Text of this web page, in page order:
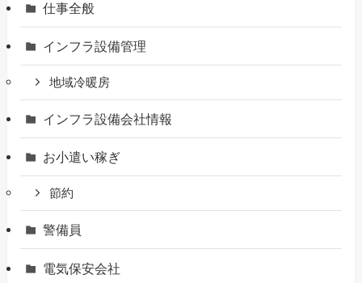
仕事全般
インフラ設備管理
地域冷暖房
インフラ設備会社情報
お小遣い稼ぎ
節約
警備員
電気保安会社